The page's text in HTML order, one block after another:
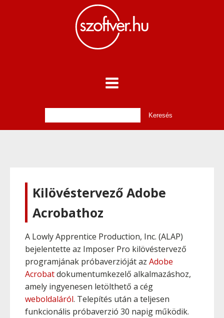
Kilövéstervező Adobe
Acrobathoz
A Lowly Apprentice Production, Inc. (ALAP)
bejelentette az Imposer Pro kilövéstervező
programjának próbaverzióját az Adobe
Acrobatdokumentumkezelő alkalmazáshoz,
amely ingyenesen letölthető a cég
weboldaláról. Telepítés után a teljesen
funkcionális próbaverzió 30 napig működik.